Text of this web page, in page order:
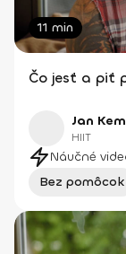
11 min
Čo jesť a piť
Jan
HIIT
Náučné
Bez pomôcok